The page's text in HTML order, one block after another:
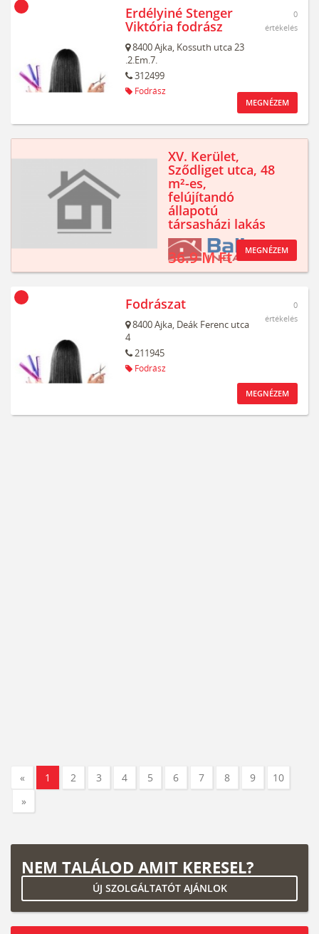
Erdélyiné Stenger
Viktória fodrász
8400Ajka, Kossuth utca 23
.2.Em.7.
312499
Fodrász
0
értékelés
MEGNÉZEM
XV. Kerület,
Sződliget utca, 48
m²-es,
felújítandó
állapotú
társasházi lakás
36.9 M Ft MEGNÉZEM
Fodrászat
8400Ajka, Deák Ferenc utca
4
211945
Fodrász
0
értékelés
MEGNÉZEM
« 1 2 3 4 5 6 7 8 9
10
»
NEM TALÁLOD AMIT KERESEL?
ÚJ SZOLGÁLTATÓT AJÁNLOK